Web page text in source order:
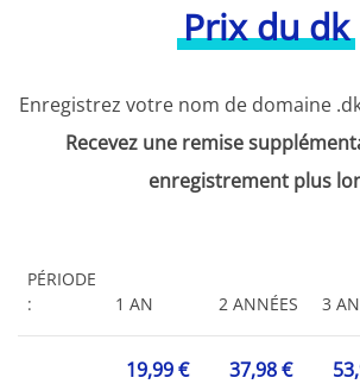
Prix du dk
Enregistrez votre nom de domaine
Recevez une remise
enregistrement plus
PÉRIODE
:
1 AN 2 ANNÉES 3
19,99 € 37,98 €